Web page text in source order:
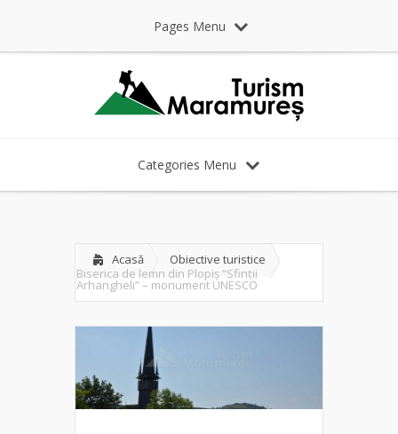
Pages Menu
Categories Menu
Acasă
Obiective turistice
Biserica de lemn din Plopiș “Sfinţii
Arhangheli” – monument UNESCO